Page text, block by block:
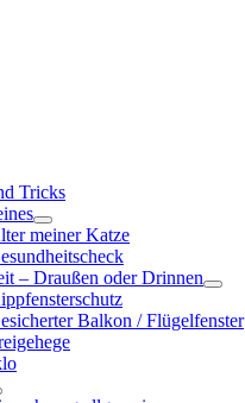
Tricks
meiner Katze
– Draußen oder Drinnen
Balkon / Flügelfenster